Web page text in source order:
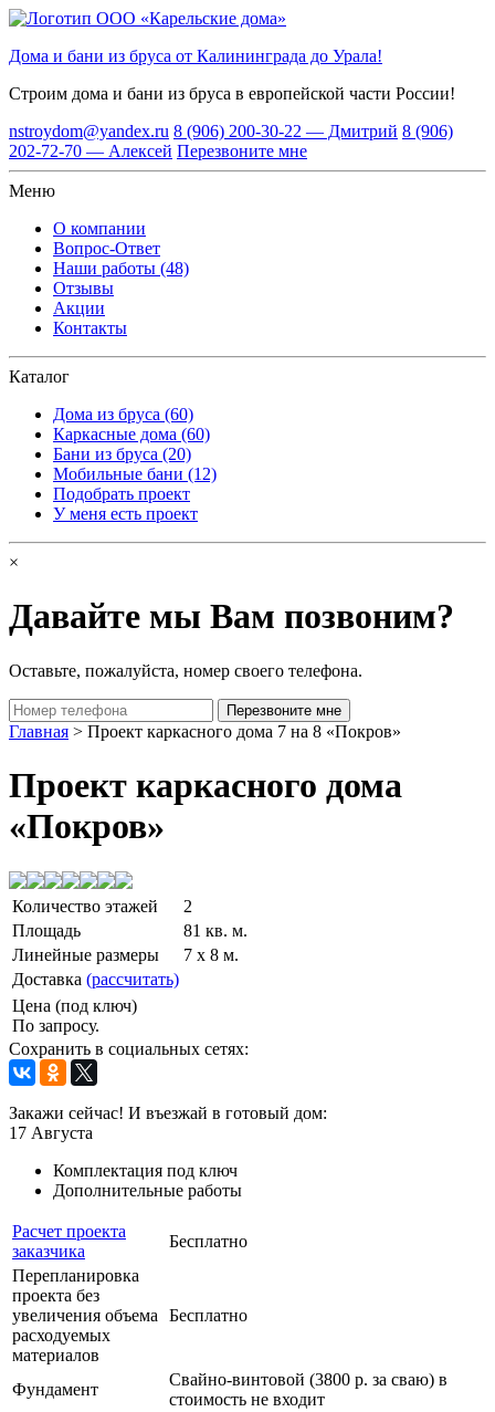
Дома и бани из бруса от Калининграда до Урала!
Строим дома и бани из бруса в европейской части России!
nstroydom@yandex.ru 8 (906) 200-30-22 — Дмитрий 8 (906)
202-72-70 — Алексей Перезвоните мне
Меню
О компании
Вопрос-Ответ
Наши работы (48)
Отзывы
Акции
Контакты
Каталог
Дома из бруса (60)
Каркасные дома (60)
Бани из бруса (20)
Мобильные бани (12)
Подобрать проект
У меня есть проект
×
Давайте мы Вам позвоним?
Оставьте, пожалуйста, номер своего телефона.
Главная > Проект каркасного дома 7 на 8 «Покров»
Проект каркасного дома
«Покров»
Количество этажей
2
Площадь
81 кв. м.
Линейные размеры
7 x 8 м.
Доставка (рассчитать)
Цена (под ключ)
По запросу.
Сохранить в социальных сетях:
Закажи сейчас! И въезжай в готовый дом:
17 Августа
Комплектация под ключ
Дополнительные работы
Расчет проекта
заказчика
Бесплатно
Перепланировка
проекта без
увеличения объема
расходуемых
материалов
Бесплатно
Фундамент
Свайно-винтовой (3800 р. за сваю) в
стоимость не входит